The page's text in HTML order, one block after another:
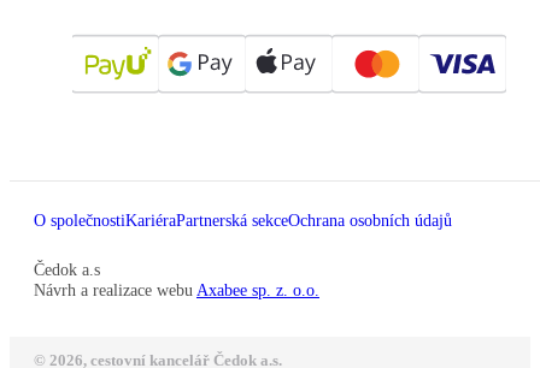
O společnostiKariéraPartnerská sekceOchrana osobních údajů
Čedok a.s
Návrh a realizace webu Axabee sp. z. o.o.
© 2026, cestovní kancelář Čedok a.s.